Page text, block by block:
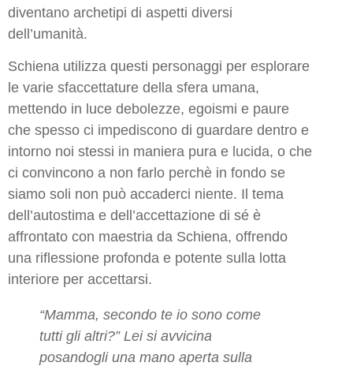
diventano archetipi di aspetti diversi
dell’umanità.
Schiena utilizza questi personaggi per esplorare
le varie sfaccettature della sfera umana,
mettendo in luce debolezze, egoismi e paure
che spesso ci impediscono di guardare dentro e
intorno noi stessi in maniera pura e lucida, o che
ci convincono a non farlo perchè in fondo se
siamo soli non può accaderci niente. Il tema
dell’autostima e dell’accettazione di sé è
affrontato con maestria da Schiena, offrendo
una riflessione profonda e potente sulla lotta
interiore per accettarsi.
“Mamma, secondo te io sono come
tutti gli altri?” Lei si avvicina
posandogli una mano aperta sulla